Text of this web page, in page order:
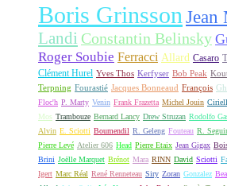
Boris Grinsson Jean
Landi Constantin Belinsky
Roger Soubie Ferracci Allard Casaro
Clément Hurel Yves Thos Kerfyser Bob Peak
Terpning Fourastié Jacques Bonneaud François
Floc'h P. Marty Venin Frank Frazetta Michel Jouin
Mos Trambouze Bernard Lancy Drew Struzan Rodolfo
Alvin E. Sciotti Boumendil R. Geleng Fouteau R.
Pierre Levé Atelier 606 Head Pierre Etaix Jean Gigax
Brini Joëlle Marquet Brénot Mara RINN David Sciotti
Igert Marc Réal René Renneteau Siry Zoran Gonzalez